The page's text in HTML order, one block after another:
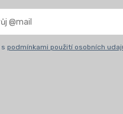
podmínkami použití osobních